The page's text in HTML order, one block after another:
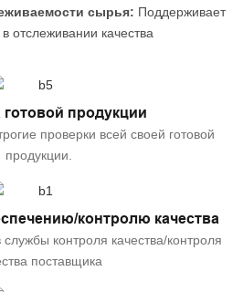
сырья: Поддерживает
отслеживании качества
готовой продукции
проверки всей своей готовой
продукции.
контролю качества
службы контроля качества/контроля
поставщика